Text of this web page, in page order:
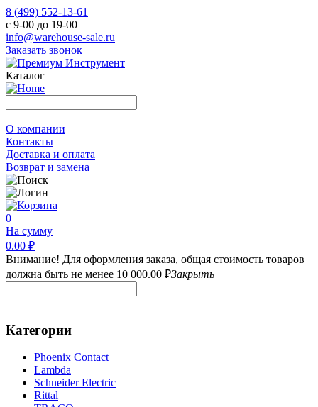
8 (499) 552-13-61
с 9-00 до 19-00
info@warehouse-sale.ru
Заказать звонок
Каталог
О компании
Контакты
Доставка и оплата
Возврат и замена
0
На сумму
0.00 ₽
Внимание! Для оформления заказа, общая стоимость товаров
должна быть не менее 10 000.00 ₽Закрыть
Категории
Phoenix Contact
Lambda
Schneider Electric
Rittal